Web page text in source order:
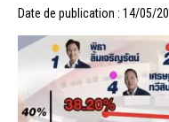
Date de publication : 14/05/